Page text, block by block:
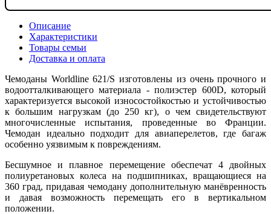
Описание
Характеристики
Товары семьи
Доставка и оплата
Чемоданы Worldline 621/S изготовлены из очень прочного и
водоотталкивающего материала - полиэстер 600D, который
характеризуется высокой износостойкостью и устойчивостью
к большим нагрузкам (до 250 кг), о чем свидетельствуют
многочисленные испытания, проведенные во Франции.
Чемодан идеально подходит для авиаперелетов, где багаж
особенно уязвимым к повреждениям.
Бесшумное и плавное перемещение обеспечат 4 двойных
полиуретановых колеса на подшипниках, вращающиеся на
360 град, придавая чемодану дополнительную манёвренность
и давая возможность перемещать его в вертикальном
положении.